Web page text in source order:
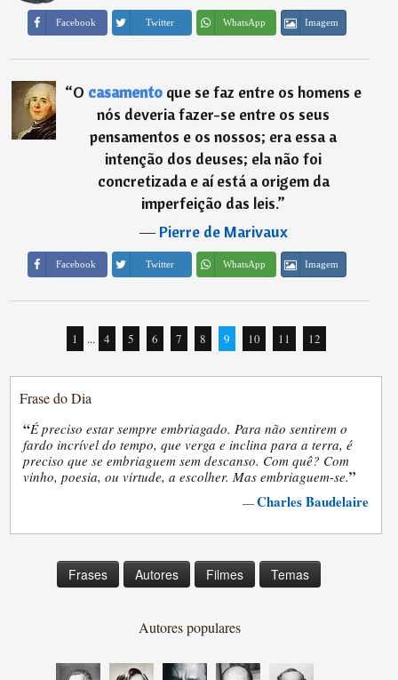
Facebook Twitter WhatsApp Imagem
“O casamento que se faz entre os homens e
nós deveria fazer-se entre os seus
pensamentos e os nossos; era essa a
intenção dos deuses; ela não foi
concretizada e aí está a origem da
imperfeição das leis.”
―Pierre de Marivaux
Facebook Twitter WhatsApp Imagem
1 ... 4 5 6 7 8 9 10 11 12
Frase do Dia
“É preciso estar sempre embriagado. Para não sentirem o
fardo incrível do tempo, que verga e inclina para a terra, é
preciso que se embriaguem sem descanso. Com quê? Com
vinho, poesia, ou virtude, a escolher. Mas embriaguem-se.”
—Charles Baudelaire
Frases Autores Filmes Temas
Autores populares